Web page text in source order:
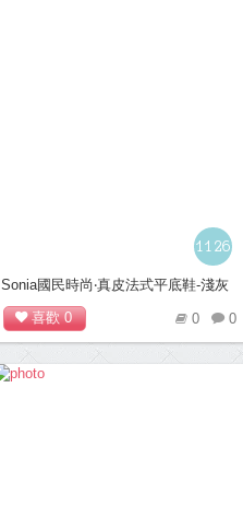
1126
Sonia國民時尚‧真皮法式平底鞋-淺灰
喜歡0 0
0